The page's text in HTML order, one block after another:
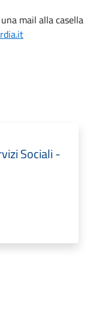
mail alla casella
Sociali -